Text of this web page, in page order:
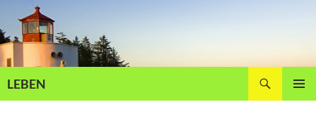
Inhalt
springen
LEBEN